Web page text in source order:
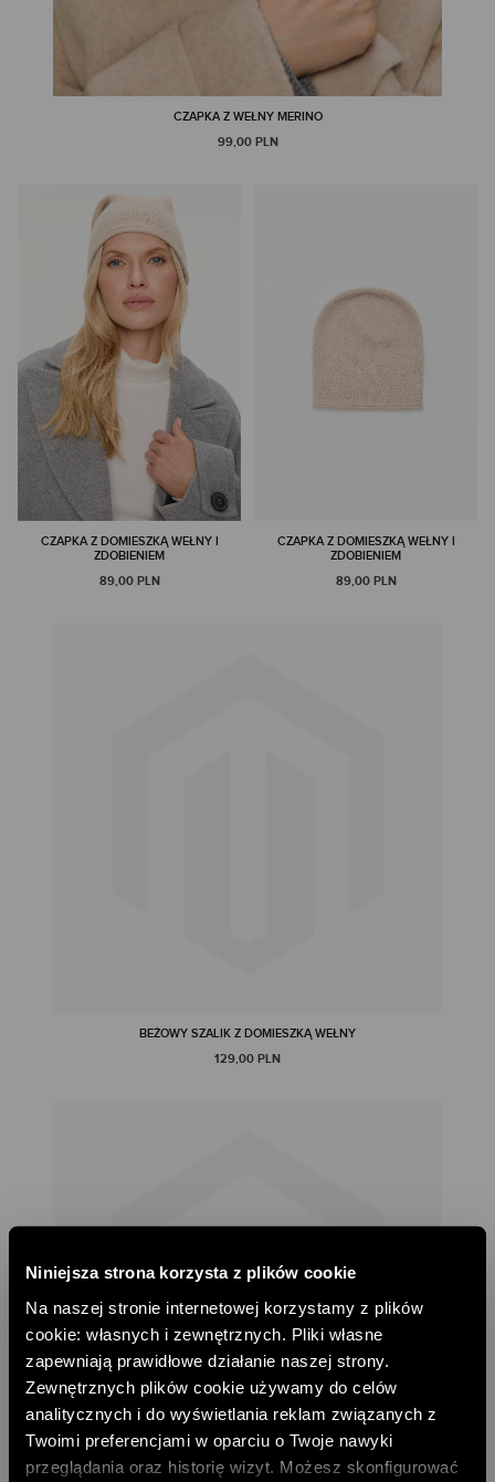
Niniejsza strona korzysta z plików cookie
Na naszej stronie internetowej korzystamy z plików
cookie: własnych i zewnętrznych. Pliki własne
zapewniają prawidłowe działanie naszej strony.
Zewnętrznych plików cookie używamy do celów
analitycznych i do wyświetlania reklam związanych z
Twoimi preferencjami w oparciu o Twoje nawyki
przeglądania oraz historię wizyt. Możesz skonfigurować
CZAPKA Z WEŁNY MERINO
99,00 PLN
CZAPKA Z DOMIESZKĄ WEŁNY I
ZDOBIENIEM
89,00 PLN
CZAPKA Z DOMIESZKĄ WEŁNY I
ZDOBIENIEM
89,00 PLN
BEŻOWY SZALIK Z DOMIESZKĄ WEŁNY
129,00 PLN